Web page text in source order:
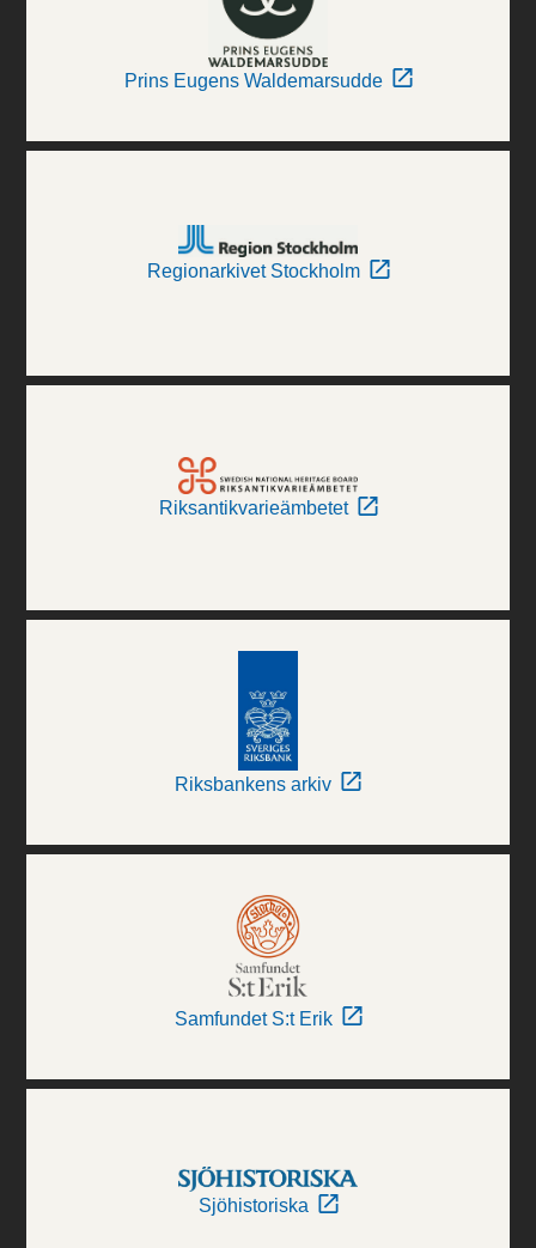
Prins Eugens Waldemarsudde
Regionarkivet Stockholm
Riksantikvarieämbetet
Riksbankens arkiv
Samfundet S:t Erik
Sjöhistoriska